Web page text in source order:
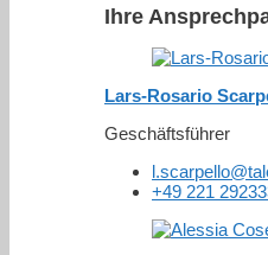
Ihre
Lars-Rosario
Geschäftsführer
+49 221